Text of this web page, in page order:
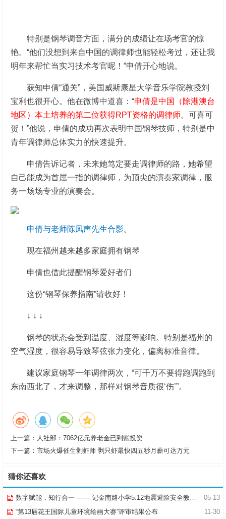
特别是钢琴调音方面，满分的成绩让在场考官的惊
艳。“他们没想到来自中国的调律师也能轻松考过，还让我
明年来帮忙当实习技术考官呢！”申倩开心地说。
获知申倩“通关”，美国威斯康星大学音乐学院教授刘
宝利也很开心。他在微博中道喜：“申倩是中国（除港澳台
地区）本土培养的第二位获得RPT资格的调律师。可喜可
贺！”他说，申倩的成功再次表明中国钢琴技师，特别是中
青年调律师总体实力的快速提升。
申倩告诉记者，未来她笃定要走调律师的路，她希望
自己能成为首屈一指的调律师，为顶尖的演奏家调律，服
务一场场专业的演奏会。
申倩与老师陈凤声先生合影。
现在福州越来越多家庭拥有钢琴
申倩也借此提醒钢琴爱好者们
这份“钢琴保养指南”请收好！
↓ ↓ ↓
钢琴的状态会受到温度、湿度等影响。特别是福州的
空气湿度，很容易导致琴弦张力变化，偏离标准音律。
建议家庭钢琴一年调律两次，“可千万不要得跑调跑到
东南西北了，才来调整，那样对钢琴音质很‘伤’”。
上一篇： 人社部：7062亿元养老金已到账投资
下一篇： 市场火爆催生剥虾师 剥只虾最快四五秒月薪可达万元
猜你还喜欢
05-13
数字赋能，知行合一 —— 记金南路小学5.12地震避险安全教育活动
11-30
“第13届花王国际儿童环境绘画大赛”评审结果公布